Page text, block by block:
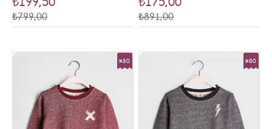
₺799,00 ₺891,00
%80 %80